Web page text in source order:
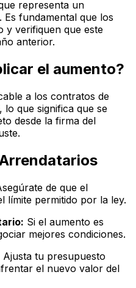
representa un
Es fundamental que los
y verifiquen que este
anterior.
el aumento?
a los contratos de
que significa que se
desde la firma del
de que el
límite permitido por la ley.
Si el aumento es
mejores condiciones.
Ajusta tu presupuesto
el nuevo valor del